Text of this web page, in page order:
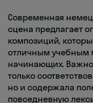
Современная
сцена предлагает
композиций,
отличным учебным
начинающих.
только
но и содержала
повседневную